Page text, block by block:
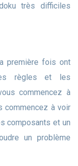
très difficiles
règles et les
commencez à
commencez à voir
composants et un
un problème